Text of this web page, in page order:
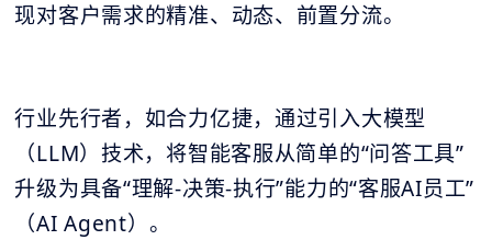
现对客户需求的精准、动态、前置分流。
行业先行者，如合力亿捷，通过引入大模型
（LLM）技术，将智能客服从简单的“问答工具”
升级为具备“理解-决策-执行”能力的“客服AI员工”
（AI Agent）。